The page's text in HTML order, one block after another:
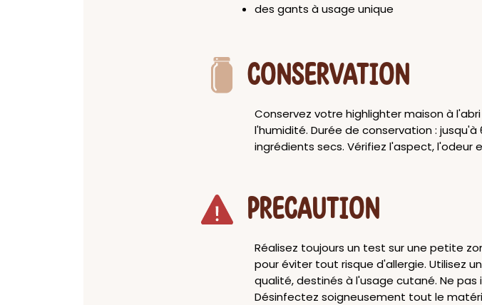
des gants à usage unique
CONSERVATION
Conservez votre highlighter maison à
l'humidité. Durée de conservation :
ingrédients secs. Vérifiez l'aspect,
PRECAUTION
Réalisez toujours un test sur une petite
pour éviter tout risque d'allergie. Utilisez
qualité, destinés à l'usage cutané. Ne
Désinfectez soigneusement tout le